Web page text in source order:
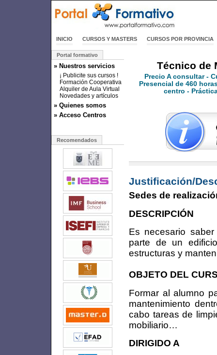
INICIO CURSOS Y MASTERS CURSOS POR PROVINCIA
Portal formativo
» Nuestros servicios
¡ Publicite sus cursos !
Formación Cooperativa
Alquiler de Aula Virtual
Novedades y artículos
» Quienes somos
» Acceso Centros
Recomendados
Técnico de
Precio A consultar -
Presencial de 460
centro -
Justificación/
Sedes de
DESCRIPCIÓN
Es necesario
parte de un
estructuras y
OBJETO DEL
Formar al alumno
mantenimiento
cabo tareas de
mobiliario…
DIRIGIDO A